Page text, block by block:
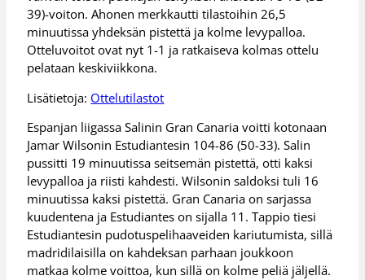
39)-voiton. Ahonen merkkautti tilastoihin 26,5
minuutissa yhdeksän pistettä ja kolme levypalloa.
Otteluvoitot ovat nyt 1-1 ja ratkaiseva kolmas ottelu
pelataan keskiviikkona.
Lisätietoja: Ottelutilastot
Espanjan liigassa Salinin Gran Canaria voitti kotonaan
Jamar Wilsonin Estudiantesin 104-86 (50-33). Salin
pussitti 19 minuutissa seitsemän pistettä, otti kaksi
levypalloa ja riisti kahdesti. Wilsonin saldoksi tuli 16
minuutissa kaksi pistettä. Gran Canaria on sarjassa
kuudentena ja Estudiantes on sijalla 11. Tappio tiesi
Estudiantesin pudotuspelihaaveiden kariutumista, sillä
madridilaisilla on kahdeksan parhaan joukkoon
matkaa kolme voittoa, kun sillä on kolme peliä jäljellä.